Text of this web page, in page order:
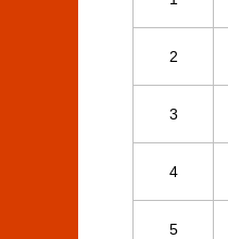
2
3
4
5